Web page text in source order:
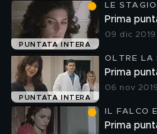
PUNTATA INTERA
LE
Prima
09 dic 2019
PUNTATA INTERA
OLTRE LA
Prima
06 nov
IL FALCO
Prima